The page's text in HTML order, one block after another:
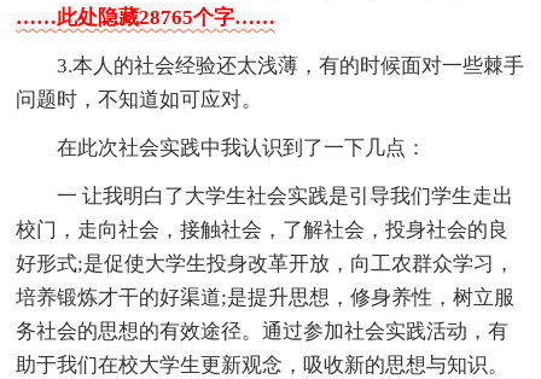
……此处隐藏28765个字……
3.本人的社会经验还太浅薄，有的时候面对一些棘手
问题时，不知道如可应对。
在此次社会实践中我认识到了一下几点：
一 让我明白了大学生社会实践是引导我们学生走出
校门，走向社会，接触社会，了解社会，投身社会的良
好形式;是促使大学生投身改革开放，向工农群众学习，
培养锻炼才干的好渠道;是提升思想，修身养性，树立服
务社会的思想的有效途径。通过参加社会实践活动，有
助于我们在校大学生更新观念，吸收新的思想与知识。